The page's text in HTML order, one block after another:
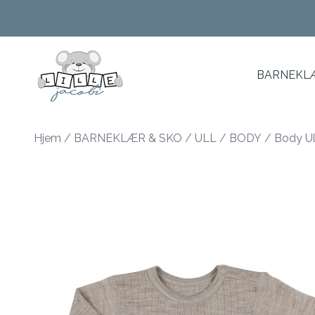
Hjem / BARNEKLÆR & SKO / ULL / BODY / Body